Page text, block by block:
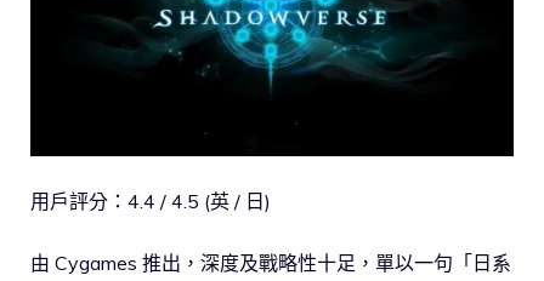
用戶評分：4.4 / 4.5 (英 / 日)
由 Cygames 推出，深度及戰略性十足，單以一句「日系